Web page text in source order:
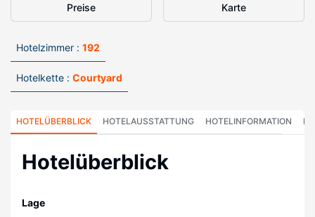
Preise Karte
Hotelzimmer : 192
Hotelkette : Courtyard
HOTELÜBERBLICK HOTELAUSSTATTUNG HOTELINFORMATION
Hotelüberblick
Lage